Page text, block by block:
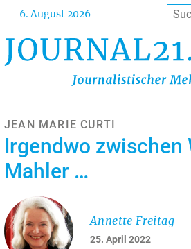
Direkt
Inhalt
6. August 2026
JEAN MARIE CURTI
Irgendwo zwischen
Mahler …
25. April 2022
Annette Freitag